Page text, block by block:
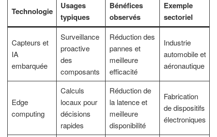
Technologie
Usages
typiques
Bénéfices
observés
Exemple
sectoriel
Capteurs et
IA
embarquée
Surveillance
proactive
des
composants
Réduction des
pannes et
meilleure
efficacité
Industrie
automobile et
aéronautique
Edge
computing
Calculs
locaux pour
décisions
rapides
Réduction de
la latence et
meilleure
disponibilité
Fabrication
de dispositifs
électroniques